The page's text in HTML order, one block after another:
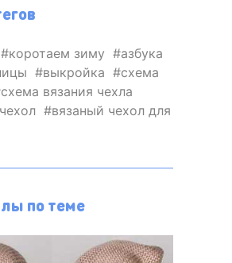
коротаем зиму
азбука
выкройка
схема
схема вязания чехла
вязаный чехол для
по теме